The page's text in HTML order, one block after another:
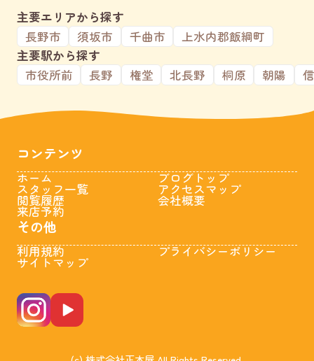
主要エリアから探す
長野市
須坂市 千曲市
上水内郡飯綱町
主要駅から探す
市役所前
長野 権堂 北長野 桐原 朝陽
コンテンツ
ホーム
スタッフ一覧
閲覧履歴
来店予約
ブログトップ
アクセスマップ
会社概要
その他
利用規約
サイトマップ
プライバシーポリシー